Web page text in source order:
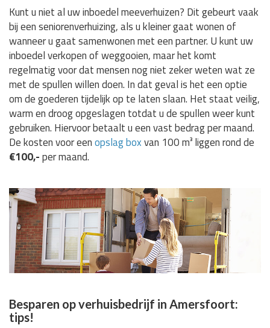
Kunt u niet al uw inboedel meeverhuizen? Dit gebeurt vaak
bij een seniorenverhuizing, als u kleiner gaat wonen of
wanneer u gaat samenwonen met een partner. U kunt uw
inboedel verkopen of weggooien, maar het komt
regelmatig voor dat mensen nog niet zeker weten wat ze
met de spullen willen doen. In dat geval is het een optie
om de goederen tijdelijk op te laten slaan. Het staat veilig,
warm en droog opgeslagen totdat u de spullen weer kunt
gebruiken. Hiervoor betaalt u een vast bedrag per maand.
De kosten voor eenopslag boxvan 100 m³ liggen rond de
€100,-per maand.
Besparen op verhuisbedrijf in Amersfoort:
tips!